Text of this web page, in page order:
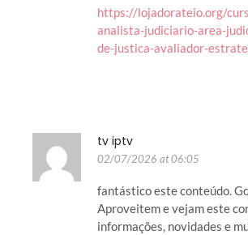
https://lojadorateio.org/
analista-judiciario-area-
de-justica-avaliador-
tv iptv
02/07/2026 at 06:05
fantástico este conteúdo.
Aproveitem e vejam este
informações, novidades e